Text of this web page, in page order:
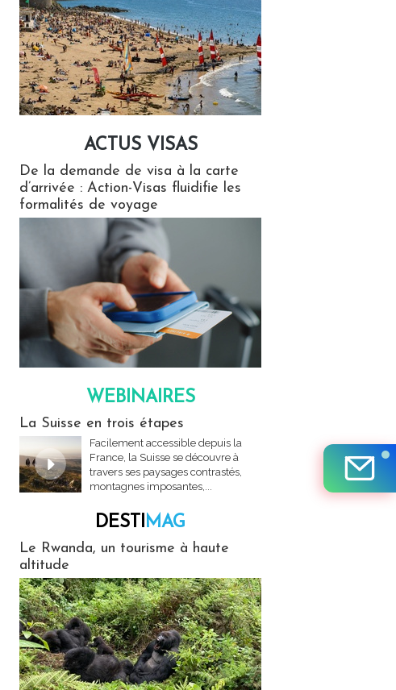
ACTUS VISAS
De la demande de visa à la carte
d’arrivée : Action-Visas fluidifie les
formalités de voyage
WEBINAIRES
La Suisse en trois étapes
Facilement accessible depuis la
France, la Suisse se découvre à
travers ses paysages contrastés,
montagnes imposantes,...
DESTIMAG
Le Rwanda, un tourisme à haute
altitude